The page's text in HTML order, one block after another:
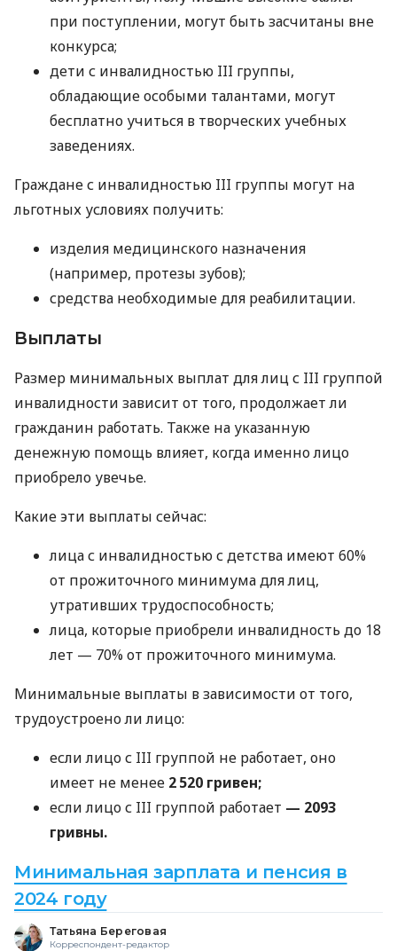
при поступлении, могут быть засчитаны вне
конкурса;
дети с инвалидностью III группы,
обладающие особыми талантами, могут
бесплатно учиться в творческих учебных
заведениях.
Граждане с инвалидностью III группы могут на
льготных условиях получить:
изделия медицинского назначения
(например, протезы зубов);
средства необходимые для реабилитации.
Выплаты
Размер минимальных выплат для лиц с III группой
инвалидности зависит от того, продолжает ли
гражданин работать. Также на указанную
денежную помощь влияет, когда именно лицо
приобрело увечье.
Какие эти выплаты сейчас:
лица с инвалидностью с детства имеют 60%
от прожиточного минимума для лиц,
утративших трудоспособность;
лица, которые приобрели инвалидность до 18
лет — 70% от прожиточного минимума.
Минимальные выплаты в зависимости от того,
трудоустроено ли лицо:
если лицо с III группой не работает, оно
имеет не менее 2 520 гривен;
если лицо с III группой работает — 2093
гривны.
Минимальная зарплата и пенсия в
2024 году
Татьяна Береговая
Корреспондент-редактор